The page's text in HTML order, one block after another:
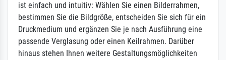
ist einfach und intuitiv: Wählen Sie einen Bilderrahmen,
bestimmen Sie die Bildgröße, entscheiden Sie sich für ein
Druckmedium und ergänzen Sie je nach Ausführung eine
passende Verglasung oder einen Keilrahmen. Darüber
hinaus stehen Ihnen weitere Gestaltungsmöglichkeiten